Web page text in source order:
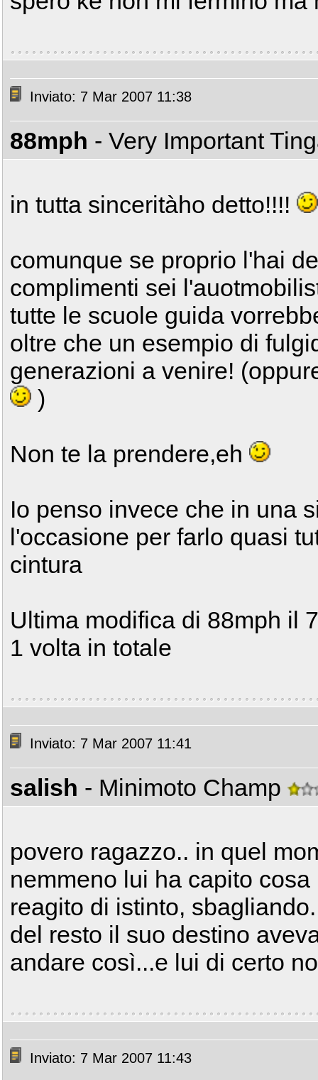
Inviato: 7 Mar 2007 11:38
88mph - Very Important
in tutta sinceritàho detto!!!!
comunque se proprio l'hai
complimenti sei
tutte le scuole guida
oltre che un esempio di
generazioni a venire!
)
Non te la prendere,eh
Io penso invece che in una
l'occasione per farlo quasi
cintura
Ultima modifica di 88mph il
1 volta in totale
Inviato: 7 Mar 2007 11:41
salish - Minimoto Champ
povero ragazzo.. in quel
nemmeno lui ha capito
reagito di istinto,
del resto il suo destino
andare così...e lui di certo
Inviato: 7 Mar 2007 11:43